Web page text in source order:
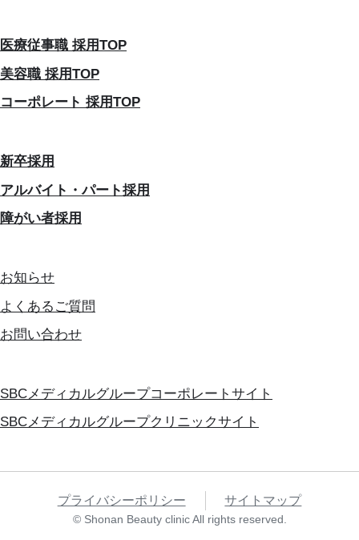
医療従事職 採用TOP
美容職 採用TOP
コーポレート 採用TOP
新卒採用
アルバイト・パート採用
障がい者採用
お知らせ
よくあるご質問
お問い合わせ
SBCメディカルグループコーポレートサイト
SBCメディカルグループクリニックサイト
プライバシーポリシー サイトマップ
© Shonan Beauty clinic All rights reserved.